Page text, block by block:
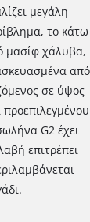
μεγάλη
το κάτω
μασίφ χάλυβα,
από
σε ύψος
προεπιλεγμένου
G2 έχει
επιτρέπει